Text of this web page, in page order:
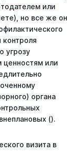
или
но все же он
контроля
угрозу
ценностям или
органа
().
визита в